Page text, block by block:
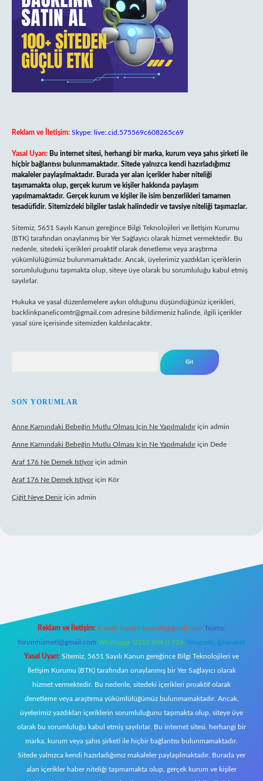
Reklam ve İletişim: Skype: live:.cid.575569c608265c69
Yasal Uyarı: Bu internet sitesi, herhangi bir marka, kurum veya şahıs şirketi ile
hiçbir bağlantısı bulunmamaktadır. Sitede yalnızca kendi hazırladığımız
makaleler paylaşılmaktadır. Burada yer alan içerikler haber niteliği
taşımamakta olup, gerçek kurum ve kişiler hakkında paylaşım
yapılmamaktadır. Gerçek kurum ve kişiler ile isim benzerlikleri tamamen
tesadüfidir. Sitemizdeki bilgiler taslak halindedir ve tavsiye niteliği taşımazlar.
Sitemiz, 5651 Sayılı Kanun gereğince Bilgi Teknolojileri ve İletişim Kurumu
(BTK) tarafından onaylanmış bir Yer Sağlayıcı olarak hizmet vermektedir. Bu
nedenle, sitedeki içerikleri proaktif olarak denetleme veya araştırma
yükümlülüğümüz bulunmamaktadır. Ancak, üyelerimiz yazdıkları içeriklerin
sorumluluğunu taşımakta olup, siteye üye olarak bu sorumluluğu kabul etmiş
sayılırlar.
Hukuka ve yasal düzenlemelere aykırı olduğunu düşündüğünüz içerikleri,
backlinkpanelicomtr@gmail.com adresine bildirmeniz halinde, ilgili içerikler
yasal süre içerisinde sitemizden kaldırılacaktır.
SON YORUMLAR
Anne Karnındaki Bebeğin Mutlu Olması Için Ne Yapılmalıdıriçin admin
Anne Karnındaki Bebeğin Mutlu Olması Için Ne Yapılmalıdıriçin Dede
Araf 176 Ne Demek Istiyoriçin admin
Araf 176 Ne Demek Istiyoriçin Kör
Çiğit Neye Deniriçin admin
Reklam ve İletişim: E-mail: backlinkpaneli@gmail.com Teams:
forumhizmeti@gmail.com Whatsapp: 0262 606 0 726 Telegram: @karabul
Yasal Uyarı: Sitemiz, 5651 Sayılı Kanun gereğince Bilgi Teknolojileri ve
İletişim Kurumu (BTK) tarafından onaylanmış bir Yer Sağlayıcı olarak
hizmet vermektedir. Bu nedenle, sitedeki içerikleri proaktif olarak
denetleme veya araştırma yükümlülüğümüz bulunmamaktadır. Ancak,
üyelerimiz yazdıkları içeriklerin sorumluluğunu taşımakta olup, siteye üye
olarak bu sorumluluğu kabul etmiş sayılırlar. Bu internet sitesi, herhangi bir
marka, kurum veya şahıs şirketi ile hiçbir bağlantısı bulunmamaktadır.
Sitede yalnızca kendi hazırladığımız makaleler paylaşılmaktadır. Burada yer
alan içerikler haber niteliği taşımamakta olup, gerçek kurum ve kişiler